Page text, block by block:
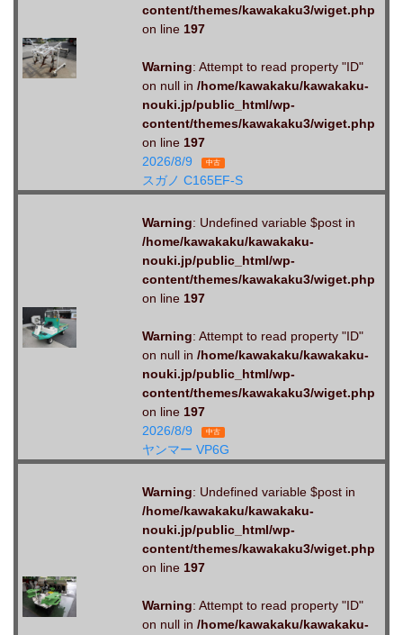
content/themes/kawakaku3/wiget.php
on line 197
Warning: Attempt to read property "ID"
on null in /home/kawakaku/kawakaku-
nouki.jp/public_html/wp-
content/themes/kawakaku3/wiget.php
on line 197
2026/8/9
中古
スガノ C165EF-S
Warning: Undefined variable $post in
/home/kawakaku/kawakaku-
nouki.jp/public_html/wp-
content/themes/kawakaku3/wiget.php
on line 197
Warning: Attempt to read property "ID"
on null in /home/kawakaku/kawakaku-
nouki.jp/public_html/wp-
content/themes/kawakaku3/wiget.php
on line 197
2026/8/9
中古
ヤンマー VP6G
Warning: Undefined variable $post in
/home/kawakaku/kawakaku-
nouki.jp/public_html/wp-
content/themes/kawakaku3/wiget.php
on line 197
Warning: Attempt to read property "ID"
on null in /home/kawakaku/kawakaku-